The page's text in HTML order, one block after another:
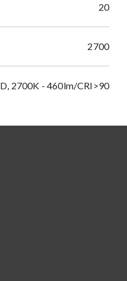
20
2700
2700K - 460lm/CRI>90